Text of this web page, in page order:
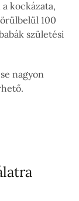
kockázata,
100
születési
nagyon